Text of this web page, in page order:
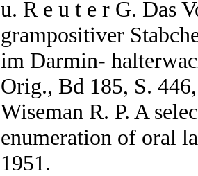
u. R e u t e r G. Das
grampositiver
im Darmin-
Orig., Bd 185, S.
Wiseman R. P. A
enumeration of oral
1951.